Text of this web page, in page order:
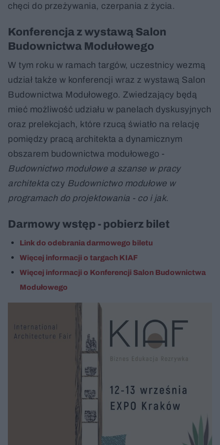
chęci do przeżywania, czerpania z życia.
Konferencja z wystawą Salon
Budownictwa Modułowego
W tym roku w ramach targów, uczestnicy wezmą
udział także w konferencji wraz z wystawą Salon
Budownictwa Modułowego. Zwiedzający będą
mieć możliwość udziału w panelach dyskusyjnych
oraz prelekcjach, które rzucą światło na relację
pomiędzy pracą architekta a dynamicznym
obszarem budownictwa modułowego -
Budownictwo modułowe a szanse w pracy
architekta czy Budownictwo modułowe w
programach do projektowania - co i jak.
Darmowy wstęp - pobierz bilet
Link do odebrania darmowego biletu
Więcej informacji o targach KIAF
Więcej informacji o Konferencji Salon Budownictwa
Modułowego